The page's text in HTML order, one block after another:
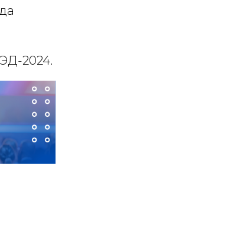
2024.